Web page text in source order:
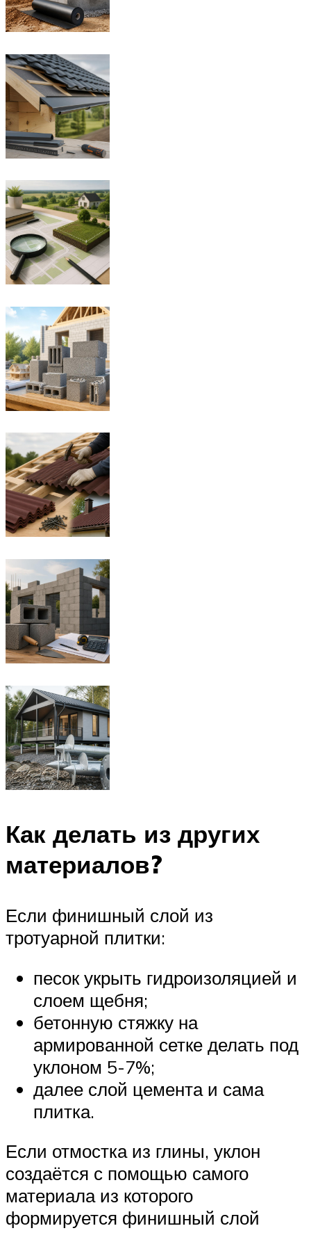
Как делать из других
материалов?
Если финишный слой из
тротуарной плитки:
песок укрыть гидроизоляцией и
слоем щебня;
бетонную стяжку на
армированной сетке делать под
уклоном 5-7%;
далее слой цемента и сама
плитка.
Если отмостка из глины, уклон
создаётся с помощью самого
материала из которого
формируется финишный слой